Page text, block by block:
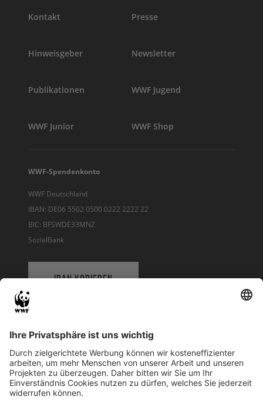
Kontakt Presse
Hinweisgeber Newsletter
Publikationen WWF Jugend
WWF Junior WWF Shop
WWF-Spendenkonto
WWF Deutschland
IBAN: DE06 5502 0500 0222 2222 22
BIC: BFSWDE33MNZ
SozialBank
IBAN KOPIEREN
WWF Deutschland
Reinhardtstr. 18
10117 Berlin